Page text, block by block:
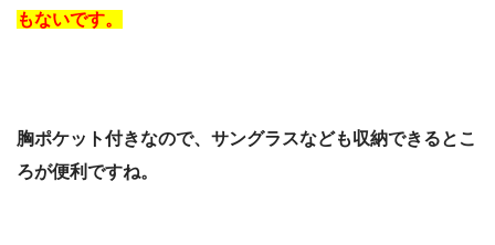
もないです。
胸ポケット付きなので、サングラスなども収納できるとこ
ろが便利ですね。